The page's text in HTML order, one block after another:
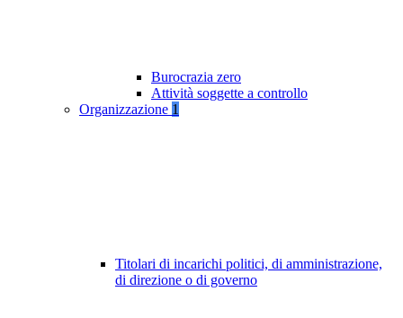
Burocrazia zero
Attività soggette a controllo
Organizzazione 1
Titolari di incarichi politici, di amministrazione,
di direzione o di governo